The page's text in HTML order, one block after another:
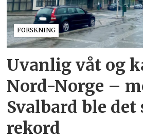
FORSKNING
Uvanlig våt og
Nord-Norge –
Svalbard ble
rekord